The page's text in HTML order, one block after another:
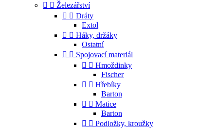
  Železářství
  Dráty
Extol
  Háky, držáky
Ostatní
  Spojovací materiál
  Hmoždinky
Fischer
  Hřebíky
Barton
  Matice
Barton
  Podložky, kroužky